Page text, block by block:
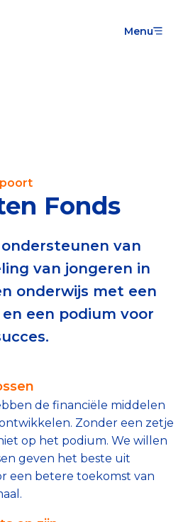
Menu
het CBF-keurmerk
van een goed doel
Gerust Checklist
geef je veilig
over goede doelen
Donateurspanel
Fonds
van
van jongeren in
onderwijs met een
een podium voor
de financiële middelen
Zonder een zetje
op het podium. We willen
geven het beste uit
een betere toekomst van